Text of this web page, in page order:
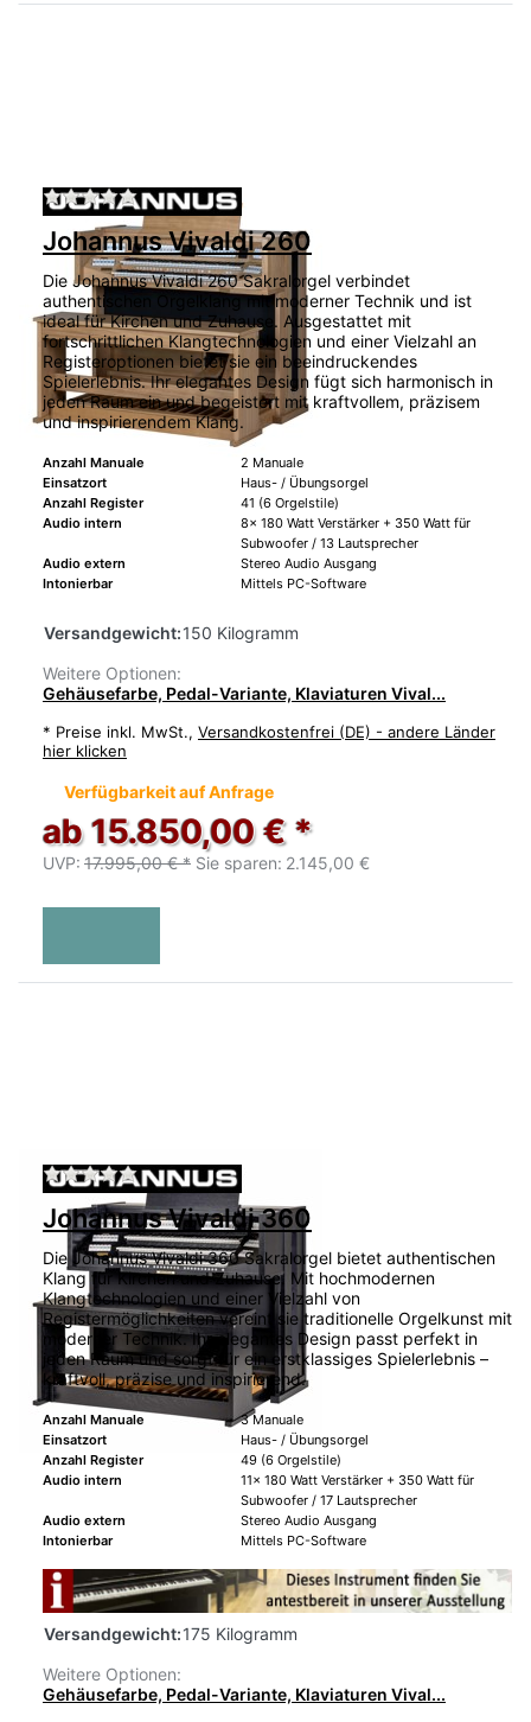
Zu diesem Produkt liegen noch keine
Johannus Vivaldi 260
Die Johannus Vivaldi 260 Sakralorgel verbindet
authentischen Orgelklang mit moderner Technik und ist
ideal für Kirchen und Zuhause. Ausgestattet mit
fortschrittlichen Klangtechnologien und einer Vielzahl an
Registeroptionen bietet sie ein beeindruckendes
Spielerlebnis. Ihr elegantes Design fügt sich harmonisch in
jeden Raum ein und begeistert mit kraftvollem, präzisem
und inspirierendem Klang.
Anzahl Manuale
2 Manuale
Einsatzort
Haus- / Übungsorgel
Anzahl Register
41 (6 Orgelstile)
Audio intern
8x 180 Watt Verstärker + 350 Watt für
Subwoofer / 13 Lautsprecher
Audio extern
Stereo Audio Ausgang
Intonierbar
Mittels PC-Software
Versandgewicht:150 Kilogramm
Weitere Optionen:
Gehäusefarbe, Pedal-Variante, Klaviaturen Vival...
* Preise inkl. MwSt., Versandkostenfrei (DE) - andere Länder
hier klicken
Verfügbarkeit auf Anfrage
ab 15.850,00 € *
UVP: 17.995,00 € * Sie sparen: 2.145,00 €
Zu diesem Produkt liegen noch keine
Johannus Vivaldi 360
Die Johannus Vivaldi 360 Sakralorgel bietet authentischen
Klang für Kirchen und Zuhause. Mit hochmodernen
Klangtechnologien und einer Vielzahl von
Registermöglichkeiten vereint sie traditionelle Orgelkunst mit
moderner Technik. Ihr elegantes Design passt perfekt in
jeden Raum und sorgt für ein erstklassiges Spielerlebnis –
kraftvoll, präzise und inspirierend.
Anzahl Manuale
3 Manuale
Einsatzort
Haus- / Übungsorgel
Anzahl Register
49 (6 Orgelstile)
Audio intern
11x 180 Watt Verstärker + 350 Watt für
Subwoofer / 17 Lautsprecher
Audio extern
Stereo Audio Ausgang
Intonierbar
Mittels PC-Software
Versandgewicht:175 Kilogramm
Weitere Optionen:
Gehäusefarbe, Pedal-Variante, Klaviaturen Vival...